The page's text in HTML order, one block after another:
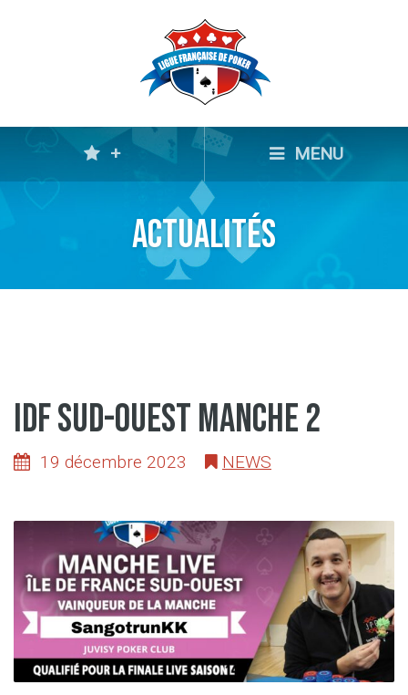
+ MENU
Actualités
IDF Sud-Ouest manche 2
19 décembre 2023 NEWS